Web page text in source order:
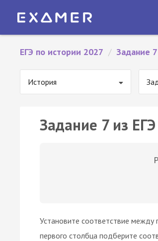
ЕГЭ по истории 2027 / Задание 7
История
Задание 7 из
Установите соответствие между
первого столбца подберите